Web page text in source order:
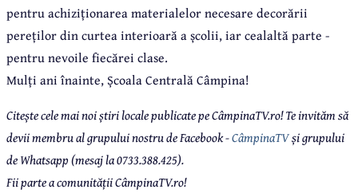
pentru achiziționarea materialelor necesare decorării
pereților din curtea interioară a școlii, iar cealaltă parte -
pentru nevoile fiecărei clase.
Mulți ani înainte, Școala Centrală Câmpina!
Citește cele mai noi știri locale publicate pe CâmpinaTV.ro! Te invităm să
devii membru al grupului nostru de Facebook -CâmpinaTVși grupului
de Whatsapp (mesaj la 0733.388.425).
Fii parte a comunității CâmpinaTV.ro!